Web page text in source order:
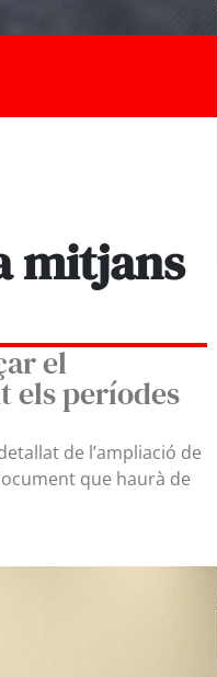
mitjans
el
els períodes
de l’ampliació de
que haurà de